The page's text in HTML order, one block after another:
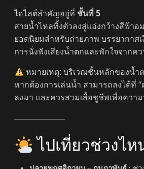
ไฮไลต์สำคัญอยู่ที่ ชั้นที่ 5
สายน้ำไหลทิ้งตัวลงสู่แอ่งกว้างสีฟ้าอ
ยอดนิยมสำหรับถ่ายภาพ บรรยากาศเ
การนั่งฟังเสียงน้ำตกและพักใจจากค
หมายเหตุ: บริเวณชั้นหลักของน้ำ
หากต้องการเล่นน้ำ สามารถลงได้ที่
ลงมา และควรสวมเสื้อชูชีพเพื่อควา
ไปเที่ยวช่วงไห